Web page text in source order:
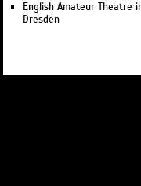
English Amateur Theatre
Dresden